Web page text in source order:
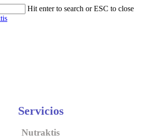
Hit enter to search or ESC to close
Servicios
Nutraktis